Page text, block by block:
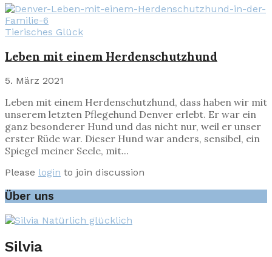
Tierisches Glück
Leben mit einem Herdenschutzhund
5. März 2021
Leben mit einem Herdenschutzhund, dass haben wir mit
unserem letzten Pflegehund Denver erlebt. Er war ein
ganz besonderer Hund und das nicht nur, weil er unser
erster Rüde war. Dieser Hund war anders, sensibel, ein
Spiegel meiner Seele, mit...
Please login to join discussion
Über uns
Silvia